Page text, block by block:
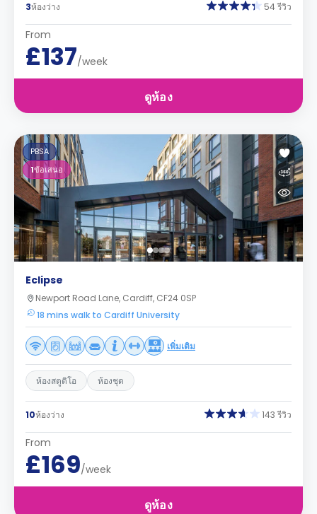
3ห้องว่าง 54 รีวิว
From
£137/week
ดูห้อง
PBSA
1ข้อเสนอ
Eclipse
Newport Road Lane, Cardiff, CF24 0SP
18 mins walk to Cardiff University
เพิ่มเติม
ห้องสตูดิโอ ห้องชุด
10ห้องว่าง 143 รีวิว
From
£169/week
ดูห้อง